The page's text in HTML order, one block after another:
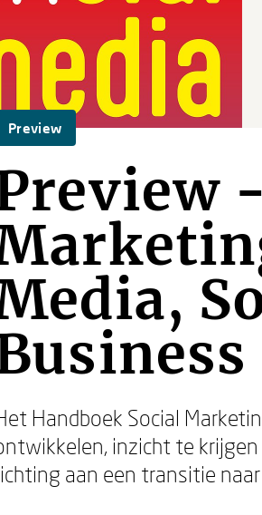
Preview
Handboek Social
inzicht te
aan een transitie